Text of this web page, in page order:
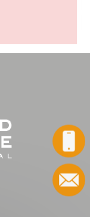
Contact